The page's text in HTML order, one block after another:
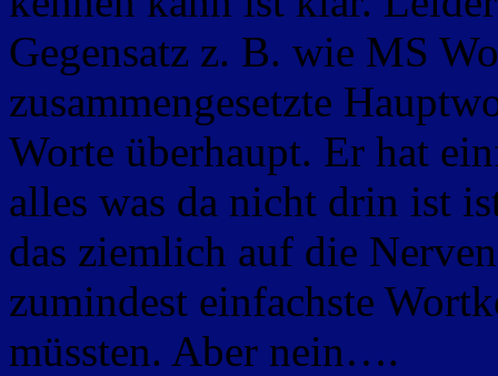
Gegensatz z. B. wie MS
zusammengesetzte
Worte überhaupt. Er hat
alles was da nicht drin ist
das ziemlich auf die
zumindest einfachste
müssten. Aber nein….